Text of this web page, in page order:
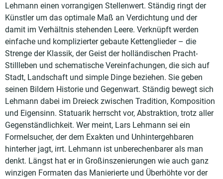
Lehmann einen vorrangigen Stellenwert. Ständig ringt der
Künstler um das optimale Maß an Verdichtung und der
damit im Verhältnis stehenden Leere. Verknüpft werden
einfache und komplizierter gebaute Kettenglieder – die
Strenge der Klassik, der Geist der holländischen Pracht-
Stillleben und schematische Vereinfachungen, die sich auf
Stadt, Landschaft und simple Dinge beziehen. Sie geben
seinen Bildern Historie und Gegenwart. Ständig bewegt sich
Lehmann dabei im Dreieck zwischen Tradition, Komposition
und Eigensinn. Statuarik herrscht vor, Abstraktion, trotz aller
Gegenständlichkeit. Wer meint, Lars Lehmann sei ein
Formelsucher, der dem Exakten und Unhintergehbaren
hinterher jagt, irrt. Lehmann ist unberechenbarer als man
denkt. Längst hat er in Großinszenierungen wie auch ganz
winzigen Formaten das Manierierte und Überhöhte vor der